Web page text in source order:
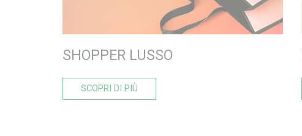
SHOPPER LUSSO
SCOPRI DI PIÙ